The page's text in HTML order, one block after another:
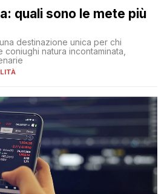
quali sono le mete più
destinazione unica per chi
natura incontaminata,